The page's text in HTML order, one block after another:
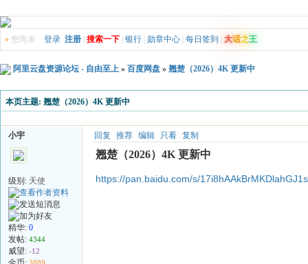
» 您尚未 登录 注册 搜索一下 银行 勋章中心 每日签到 大话之王
阿里云盘资源论坛 - 自由至上 » 百度网盘 » 翘楚（2026）4K 更新中
本页主题: 翘楚（2026）4K 更新中
小宇
级别: 天使
精华: 0
发帖: 4344
威望: -12
回复 推荐 编辑 只看 复制
翘楚（2026）4K 更新中
https://pan.baidu.com/s/